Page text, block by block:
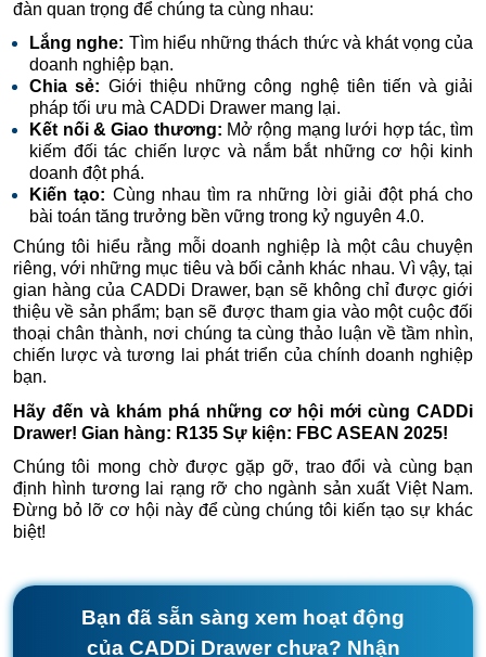
đàn quan trọng để chúng ta cùng nhau:
Lắng nghe: Tìm hiểu những thách thức và khát vọng của
doanh nghiệp bạn.
Chia sẻ: Giới thiệu những công nghệ tiên tiến và giải
pháp tối ưu mà CADDi Drawer mang lại.
Kết nối & Giao thương: Mở rộng mạng lưới hợp tác, tìm
kiếm đối tác chiến lược và nắm bắt những cơ hội kinh
doanh đột phá.
Kiến tạo: Cùng nhau tìm ra những lời giải đột phá cho
bài toán tăng trưởng bền vững trong kỷ nguyên 4.0.
Chúng tôi hiểu rằng mỗi doanh nghiệp là một câu chuyện
riêng, với những mục tiêu và bối cảnh khác nhau. Vì vậy, tại
gian hàng của CADDi Drawer, bạn sẽ không chỉ được giới
thiệu về sản phẩm; bạn sẽ được tham gia vào một cuộc đối
thoại chân thành, nơi chúng ta cùng thảo luận về tầm nhìn,
chiến lược và tương lai phát triển của chính doanh nghiệp
bạn.
Hãy đến và khám phá những cơ hội mới cùng CADDi
Drawer! Gian hàng: R135 Sự kiện: FBC ASEAN 2025!
Chúng tôi mong chờ được gặp gỡ, trao đổi và cùng bạn
định hình tương lai rạng rỡ cho ngành sản xuất Việt Nam.
Đừng bỏ lỡ cơ hội này để cùng chúng tôi kiến tạo sự khác
biệt!
Bạn đã sẵn sàng xem hoạt động
của CADDi Drawer chưa? Nhận